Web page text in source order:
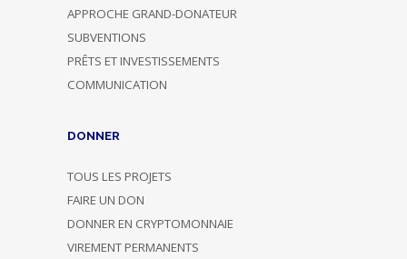
APPROCHE GRAND-DONATEUR
SUBVENTIONS
PRÊTS ET INVESTISSEMENTS
COMMUNICATION
DONNER
TOUS LES PROJETS
FAIRE UN DON
DONNER EN CRYPTOMONNAIE
VIREMENT PERMANENTS